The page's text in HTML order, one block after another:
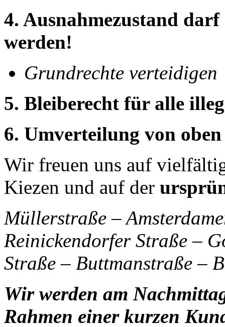
4. Ausnahmezustand
werden!
Grundrechte verteidigen
5. Bleiberecht für alle
6. Umverteilung von
Wir freuen uns auf
Kiezen und auf der
Müllerstraße –
Reinickendorfer Straße –
Straße – Buttmanstraße –
Wir werden am
Rahmen einer kurzen